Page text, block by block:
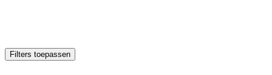
Filters toepassen